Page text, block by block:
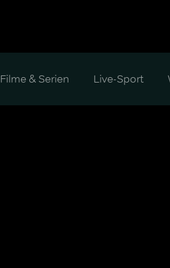
Filme & Serien Live-Sport